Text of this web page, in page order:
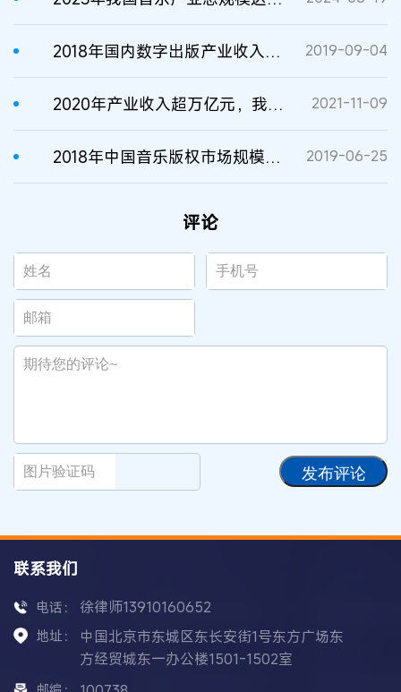
2018年国内数字出版产业收入超8330亿元 2019-09-04
2020年产业收入超万亿元，我国数字出版产业逆势上扬 2021-11-09
2018年中国音乐版权市场规模达188亿元 2019-06-25
评论
发布评论
联系我们
电话： 徐律师13910160652
地址：
中国北京市东城区东长安街1号东方广场东
方经贸城东一办公楼1501-1502室